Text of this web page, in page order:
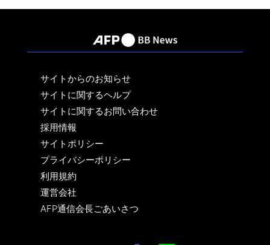
サイトからのお知らせ
サイトに関するヘルプ
サイトに関するお問い合わせ
採用情報
サイトポリシー
プライバシーポリシー
利用規約
運営会社
AFP通信会長ごあいさつ